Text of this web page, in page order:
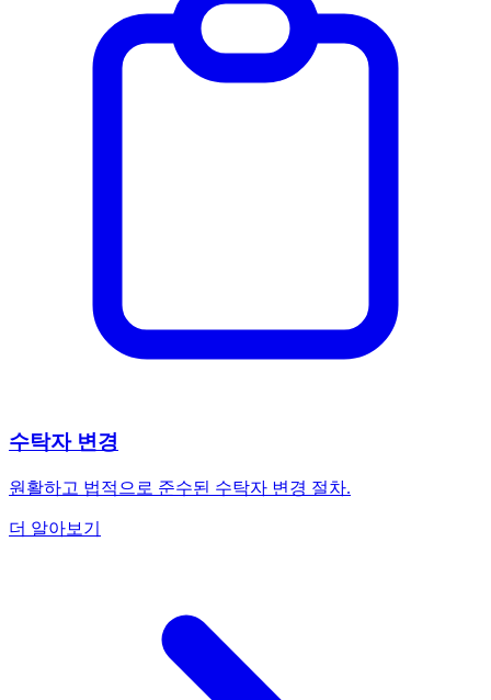
수탁자 변경
원활하고 법적으로 준수된 수탁자 변경 절차.
더 알아보기